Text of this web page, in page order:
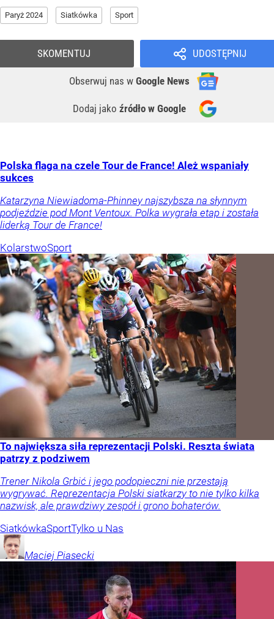
Paryż 2024 Siatkówka Sport
UDOSTĘPNIJ
Obserwuj nas w Google News
Dodaj jako źródło w Google
SKOMENTUJ
Polska flaga na czele Tour de France! Ależ wspaniały
sukces
Katarzyna Niewiadoma-Phinney najszybsza na słynnym
podjeździe pod Mont Ventoux. Polka wygrała etap i została
liderką Tour de France!
KolarstwoSport
To największa siła reprezentacji Polski. Reszta świata
patrzy z podziwem
Trener Nikola Grbić i jego podopieczni nie przestają
wygrywać. Reprezentacja Polski siatkarzy to nie tylko kilka
nazwisk, ale prawdziwy zespół i grono bohaterów.
SiatkówkaSportTylko u Nas
Maciej Piasecki